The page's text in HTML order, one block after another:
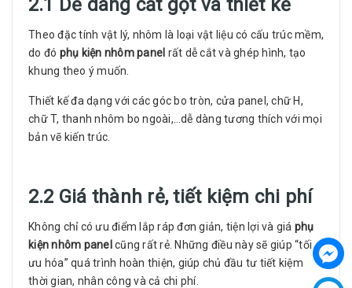
2.1 Dễ dàng cắt gọt và thiết kế
Theo đặc tính vật lý, nhôm là loại vật liệu có cấu trúc mềm,
do đó phụ kiện nhôm panel rất dễ cắt và ghép hình, tạo
khung theo ý muốn.
Thiết kế đa dạng với các góc bo tròn, cửa panel, chữ H,
chữ T, thanh nhôm bo ngoài,…dễ dàng tương thích với mọi
bản vẽ kiến trúc.
2.2 Giá thành rẻ, tiết kiệm chi phí
Không chỉ có ưu điểm lắp ráp đơn giản, tiện lợi và giá phụ
kiện nhôm panel cũng rất rẻ. Những điều này sẽ giúp “tối
ưu hóa” quá trình hoàn thiện, giúp chủ đầu tư tiết kiệm
thời gian, nhân công và cả chi phí.